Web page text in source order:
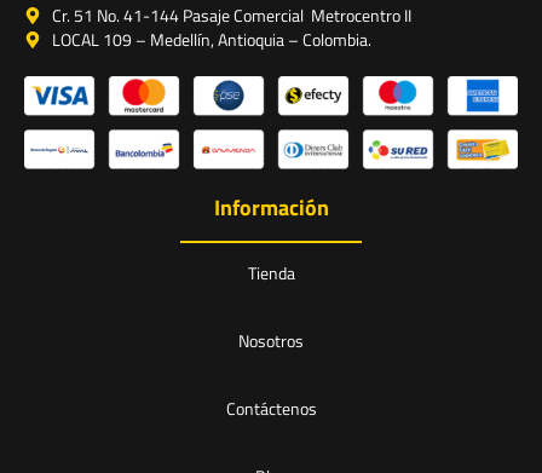
Cr. 51 No. 41-144 Pasaje Comercial Metrocentro II
LOCAL 109 – Medellín, Antioquia – Colombia.
Información
Tienda
Nosotros
Contáctenos